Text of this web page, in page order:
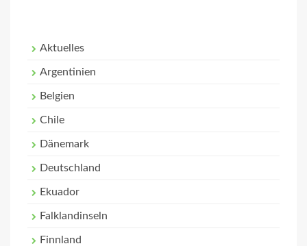
Aktuelles
Argentinien
Belgien
Chile
Dänemark
Deutschland
Ekuador
Falklandinseln
Finnland